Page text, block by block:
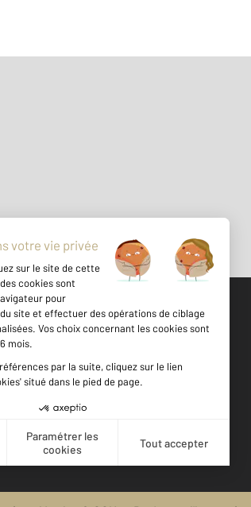
500 m ©Mappy
Votre agence est notée
Achat
Location